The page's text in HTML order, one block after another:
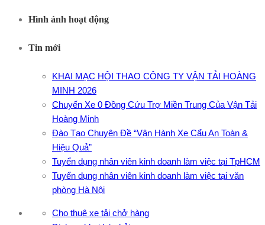
Hình ảnh hoạt động
Tin mới
KHAI MẠC HỘI THAO CÔNG TY VẬN TẢI HOÀNG
MINH 2026
Chuyến Xe 0 Đồng Cứu Trợ Miền Trung Của Vận Tải
Hoàng Minh
Đào Tạo Chuyên Đề “Vận Hành Xe Cẩu An Toàn &
Hiệu Quả”
Tuyển dụng nhân viên kinh doanh làm việc tại TpHCM
Tuyển dụng nhân viên kinh doanh làm việc tại văn
phòng Hà Nội
Cho thuê xe tải chở hàng